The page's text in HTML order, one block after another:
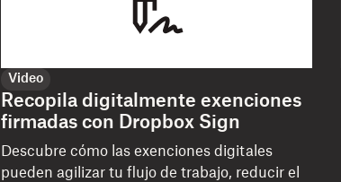
Video
Recopila digitalmente exenciones
firmadas con Dropbox Sign
Descubre cómo las exenciones digitales
pueden agilizar tu flujo de trabajo, reducir el